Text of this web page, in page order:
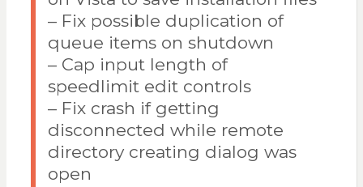
– Fix possible duplication of
queue items on shutdown
– Cap input length of
speedlimit edit controls
– Fix crash if getting
disconnected while remote
directory creating dialog was
open